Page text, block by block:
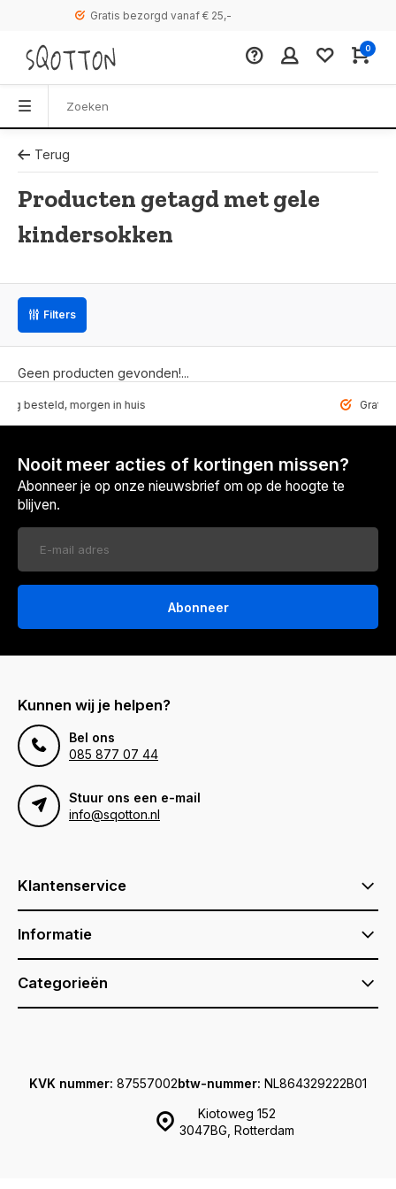
Gratis bezorgd vanaf € 25,-
0
Terug
Producten getagd met gele
kindersokken
Filters
Geen producten gevonden!...
morgen in huis Gratis
Nooit meer acties of kortingen missen?
Abonneer je op onze nieuwsbrief om op de hoogte te
blijven.
Abonneer
Kunnen wij je helpen?
Bel ons
085 877 07 44
Stuur ons een e-mail
info@sqotton.nl
Klantenservice
Informatie
Categorieën
Kiotoweg 152
3047BG, Rotterdam
KVK nummer: 87557002btw-nummer: NL864329222B01